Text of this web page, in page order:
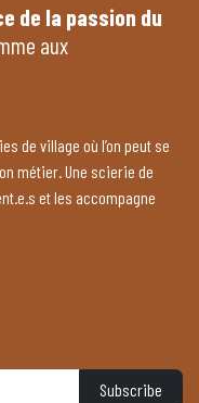
de la passion du
aux
de village où l’on peut se
métier. Une scierie de
et les accompagne
Subscribe